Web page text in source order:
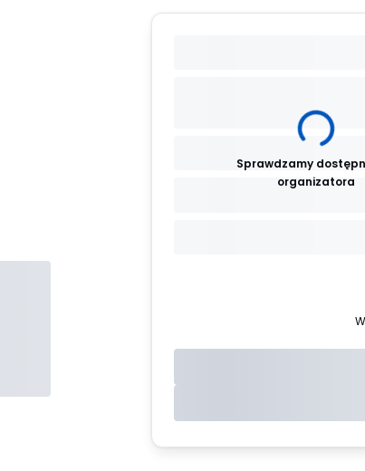
Sprawdzamy
organizatora